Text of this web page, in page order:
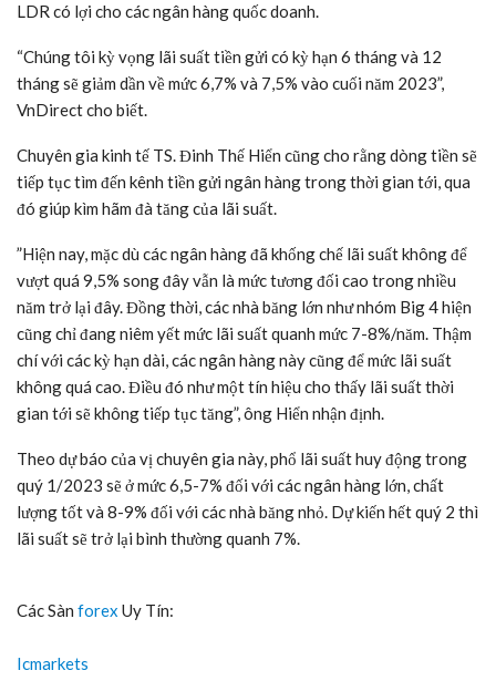
LDR có lợi cho các ngân hàng quốc doanh.
“Chúng tôi kỳ vọng lãi suất tiền gửi có kỳ hạn 6 tháng và 12
tháng sẽ giảm dần về mức 6,7% và 7,5% vào cuối năm 2023”,
VnDirect cho biết.
Chuyên gia kinh tế TS. Đinh Thế Hiển cũng cho rằng dòng tiền sẽ
tiếp tục tìm đến kênh tiền gửi ngân hàng trong thời gian tới, qua
đó giúp kìm hãm đà tăng của lãi suất.
”Hiện nay, mặc dù các ngân hàng đã khống chế lãi suất không để
vượt quá 9,5% song đây vẫn là mức tương đối cao trong nhiều
năm trở lại đây. Đồng thời, các nhà băng lớn như nhóm Big 4 hiện
cũng chỉ đang niêm yết mức lãi suất quanh mức 7-8%/năm. Thậm
chí với các kỳ hạn dài, các ngân hàng này cũng để mức lãi suất
không quá cao. Điều đó như một tín hiệu cho thấy lãi suất thời
gian tới sẽ không tiếp tục tăng”, ông Hiển nhận định.
Theo dự báo của vị chuyên gia này, phổ lãi suất huy động trong
quý 1/2023 sẽ ở mức 6,5-7% đối với các ngân hàng lớn, chất
lượng tốt và 8-9% đối với các nhà băng nhỏ. Dự kiến hết quý 2 thì
lãi suất sẽ trở lại bình thường quanh 7%.
Các Sàn forex Uy Tín:
Icmarkets